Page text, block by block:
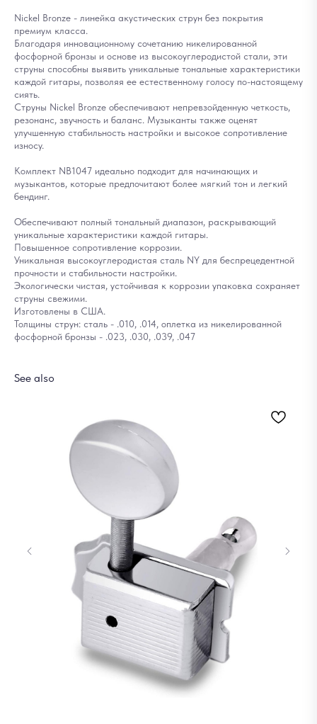
Nickel Bronze - линейка акустических струн без покрытия
премиум класса.
Благодаря инновационному сочетанию никелированной
фосфорной бронзы и основе из высокоуглеродистой стали, эти
струны способны выявить уникальные тональные характеристики
каждой гитары, позволяя ее естественному голосу по-настоящему
сиять.
Струны Nickel Bronze обеспечивают непревзойденную четкость,
резонанс, звучность и баланс. Музыканты также оценят
улучшенную стабильность настройки и высокое сопротивление
износу.
Комплект NB1047 идеально подходит для начинающих и
музыкантов, которые предпочитают более мягкий тон и легкий
бендинг.
Обеспечивают полный тональный диапазон, раскрывающий
уникальные характеристики каждой гитары.
Повышенное сопротивление коррозии.
Уникальная высокоуглеродистая сталь NY для беспрецедентной
прочности и стабильности настройки.
Экологически чистая, устойчивая к коррозии упаковка сохраняет
струны свежими.
Изготовлены в США.
Толщины струн: сталь - .010, .014, оплетка из никелированной
фосфорной бронзы - .023, .030, .039, .047
See also